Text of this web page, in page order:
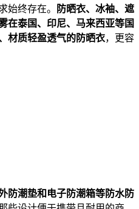
始终存在。
防晒衣、冰袖、遮
在泰国、印尼、马来西亚等国
材质轻盈透气的防晒衣，更容
防潮垫和电子防潮箱等防水防